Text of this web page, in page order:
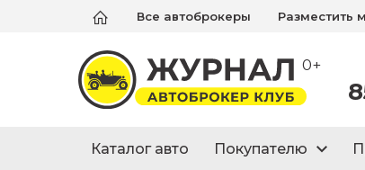
Все автоброкеры Разместить
0+
Каталог авто Покупателю